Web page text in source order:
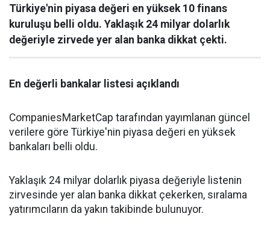
Türkiye'nin piyasa değeri en yüksek 10 finans
kuruluşu belli oldu. Yaklaşık 24 milyar dolarlık
değeriyle zirvede yer alan banka dikkat çekti.
En değerli bankalar listesi açıklandı
CompaniesMarketCap tarafından yayımlanan güncel
verilere göre Türkiye'nin piyasa değeri en yüksek
bankaları belli oldu.
Yaklaşık 24 milyar dolarlık piyasa değeriyle listenin
zirvesinde yer alan banka dikkat çekerken, sıralama
yatırımcıların da yakın takibinde bulunuyor.